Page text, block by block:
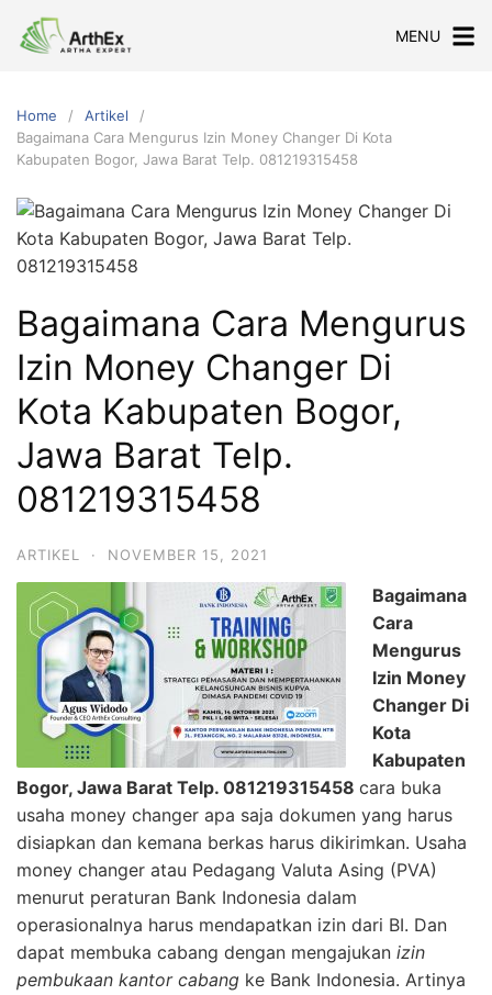
MENU
Home
Artikel
Bagaimana Cara Mengurus Izin Money Changer Di Kota
Kabupaten Bogor, Jawa Barat Telp. 081219315458
Bagaimana Cara Mengurus
Izin Money Changer Di
Kota Kabupaten Bogor,
Jawa Barat Telp.
081219315458
ARTIKEL · NOVEMBER 15, 2021
Bagaimana
Cara
Mengurus
Izin Money
Changer Di
Kota
Kabupaten
Bogor, Jawa Barat Telp. 081219315458 cara buka
usaha money changer apa saja dokumen yang harus
disiapkan dan kemana berkas harus dikirimkan. Usaha
money changer atau Pedagang Valuta Asing (PVA)
menurut peraturan Bank Indonesia dalam
operasionalnya harus mendapatkan izin dari BI. Dan
dapat membuka cabang dengan mengajukan izin
pembukaan kantor cabang ke Bank Indonesia. Artinya